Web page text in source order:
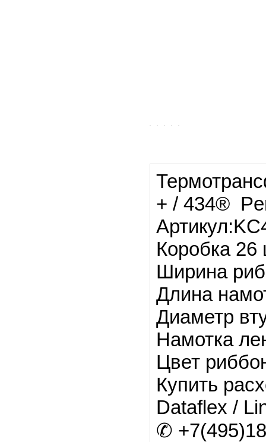
+ / 434®
Коробка 26
Ширина
Длина
Диаметр
Намотка
Цвет
Купить
Dataflex /
✆